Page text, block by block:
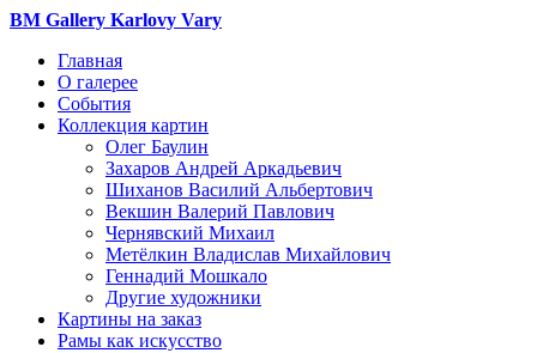
BM Gallery Karlovy Vary
Главная
О галерее
События
Коллекция картин
Олег Баулин
Захаров Андрей Аркадьевич
Шиханов Василий Альбертович
Векшин Валерий Павлович
Чернявский Михаил
Метёлкин Владислав Михайлович
Геннадий Мошкало
Другие художники
Картины на заказ
Рамы как искусство